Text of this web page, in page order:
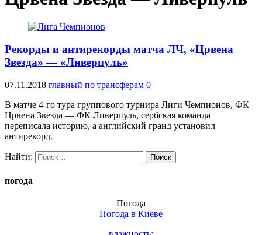
Рекорды и антирекорды матча ЛЧ, «Црвена
Звезда» — «Ливерпуль»
07.11.2018 главный по трансферам 0
В матче 4-го тура группового турнира Лиги Чемпионов, ФК
Црвена Звезда — ФК Ливерпуль, сербская команда
переписала историю, а английский гранд установил
антирекорд.
Найти:
погода
Погода
Погода в Киеве